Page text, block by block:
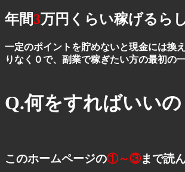
年間3万円くらい稼げるら
一定のポイントを貯めないと現金には換
りなく０で、副業で稼ぎたい方の最初の
Q.何をすればいいの
このホームページの①～③まで読